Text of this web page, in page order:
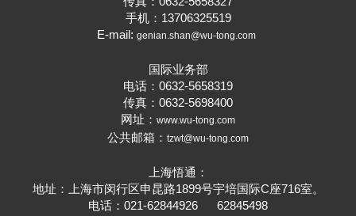
手机：13706325519
E-mail: genian.shan@wu-tong.com
国际业务部
电话：0632-5658319
传真：0632-5698400
网址： www.wu-tong.com
公共邮箱： tzwt@wu-tong.com
上海悟通：
地址：上海市闵行区申昆路1899号宇培国际C座716室。
电话：021-62844926 62845498